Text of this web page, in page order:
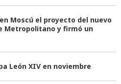
Moscú el proyecto del nuevo
Metropolitano y firmó un
León XIV en noviembre